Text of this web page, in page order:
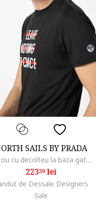
SAILS BY PRADA
Tricou cu decolteu la baza gatului si detaliu logo pe piept Mistral, Rosu/Alb/Negru
22339lei
de Dessale Designers
Sale